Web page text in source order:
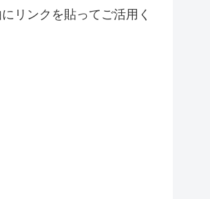
リンクを貼ってご活用く